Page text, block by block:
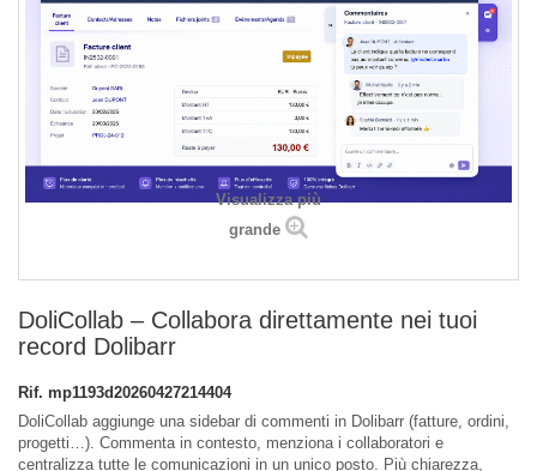
Visualizza più
grande
DoliCollab – Collabora direttamente nei tuoi
record Dolibarr
Rif. mp1193d20260427214404
DoliCollab aggiunge una sidebar di commenti in Dolibarr (fatture, ordini,
progetti…). Commenta in contesto, menziona i collaboratori e
centralizza tutte le comunicazioni in un unico posto. Più chiarezza,